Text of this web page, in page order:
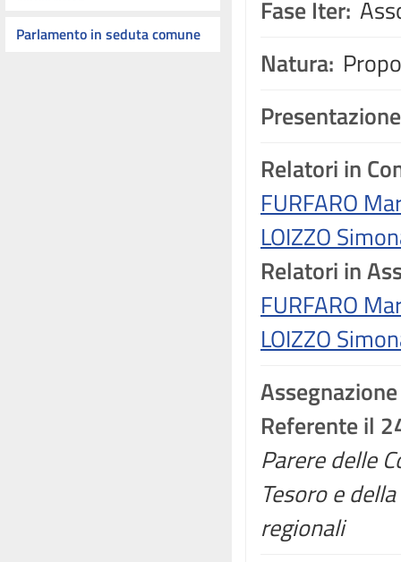
Parlamento in seduta comune
Fase Iter:
Natura:
Relatori in
FURFARO
LOIZZO
Relatori in
FURFARO
LOIZZO
Assegnazione
Referente il
Parere delle
Tesoro e
regionali